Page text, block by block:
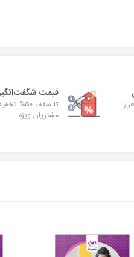
بالای ۷50 هزار
قیمت
تا سقف 50%
مشتریان ویژه